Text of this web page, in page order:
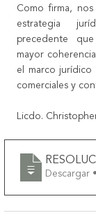
Como firma,
estrategia
precedente
mayor
el marco jurídico
comerciales y
Licdo.